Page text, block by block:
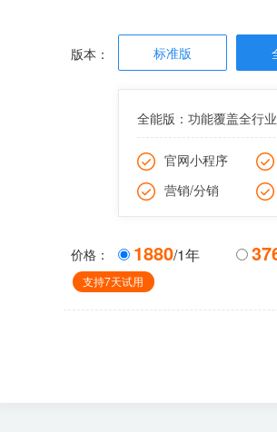
版本： 标准版
全能版：功能覆盖全行
官网小程序
营销/分销
价格：
支持7天试用
1880/1年